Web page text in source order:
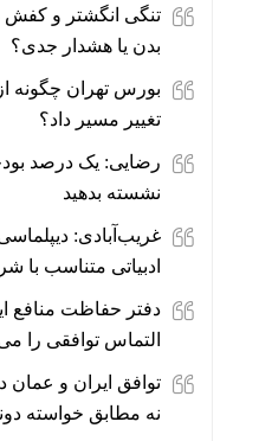
تنگی انگشتر و کفش
بدن یا هشدار جدی؟
بورس تهران چگونه
تغییر مسیر داد؟
رضایی: یک درصد
نشسته بدهید
غریب‌آبادی:
ادبیاتی متناسب با
دفتر حفاظت منافع
التماس توافقی را
توافق ایران و
نه مطابق خواسته